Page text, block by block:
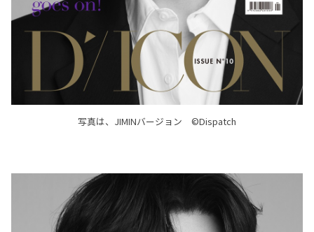
写真は、JIMINバージョン ©Dispatch